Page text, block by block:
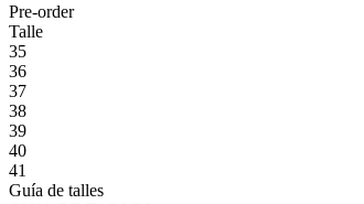
Pre-order
Talle
35
36
37
38
39
40
41
Guía de talles